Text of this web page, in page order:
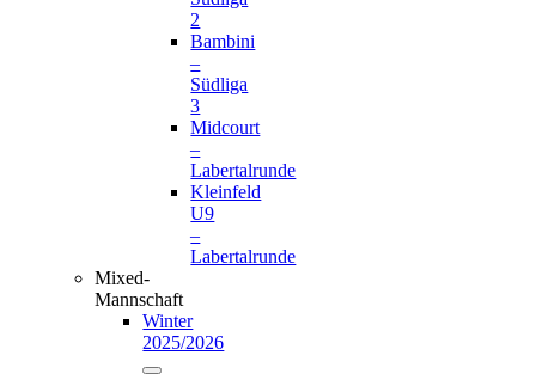
2
Bambini
–
Südliga
3
Midcourt
–
Labertalrunde
Kleinfeld
U9
–
Labertalrunde
Mixed-
Mannschaft
Winter
2025/2026